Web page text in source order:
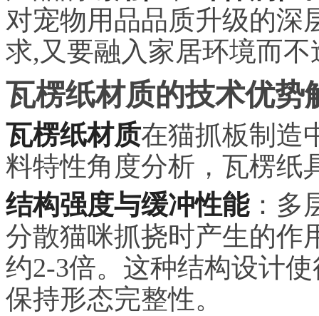
对宠物用品品质升级的
求,又要融入家居环境而
瓦楞纸材质的技术优势
瓦楞纸材质在猫抓板制造
料特性角度分析，瓦楞纸
结构强度与缓冲性能：多
分散猫咪抓挠时产生的作
约2-3倍。这种结构设计
保持形态完整性。